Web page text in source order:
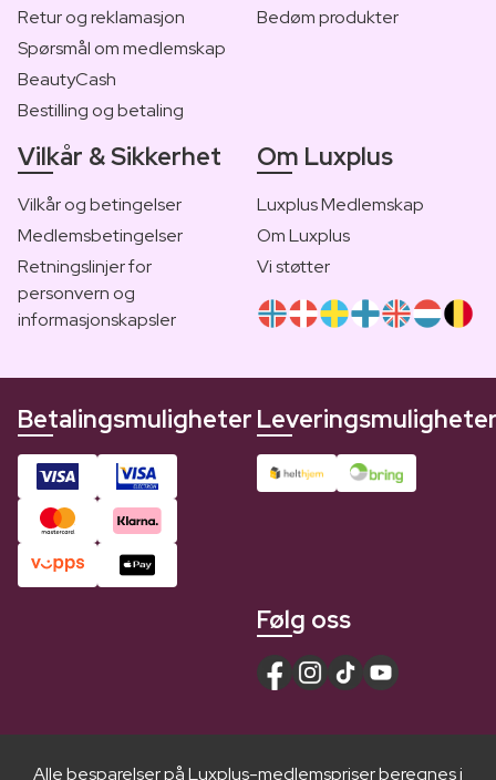
Retur og reklamasjon
Spørsmål om medlemskap
BeautyCash
Bestilling og betaling
Bedøm produkter
Vilkår & Sikkerhet
Vilkår og betingelser
Medlemsbetingelser
Retningslinjer for
personvern og
informasjonskapsler
Om Luxplus
Luxplus Medlemskap
Om Luxplus
Vi støtter
Betalingsmuligheter
Følg oss
Alle besparelser på Luxplus-medlemspriser beregnes i